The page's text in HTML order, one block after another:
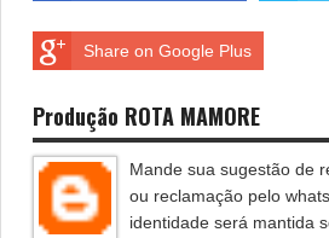
Share on Google Plus
Produção ROTA MAMORE
Mande sua sugestão de
ou reclamação pelo
identidade será mantida